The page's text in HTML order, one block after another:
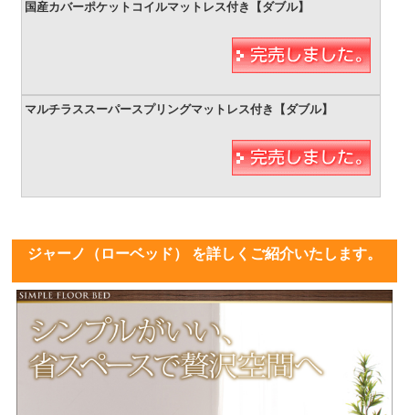
ジャーノ（ローベッド） を詳しくご紹介いたします。